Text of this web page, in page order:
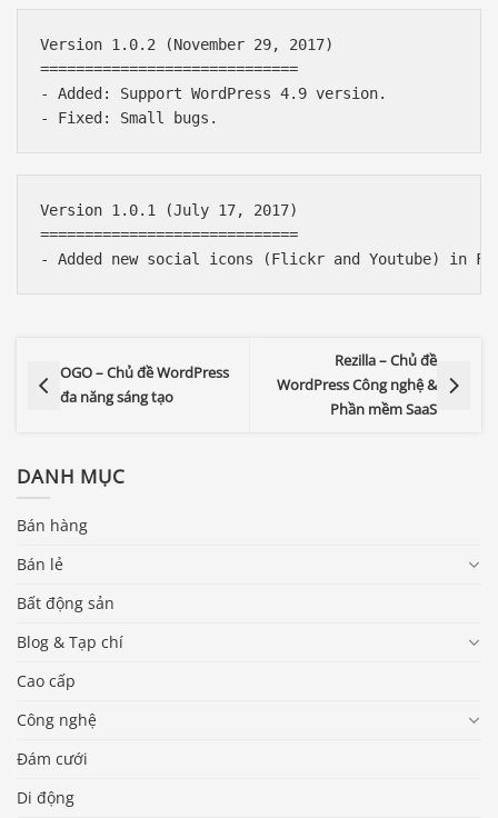
Version 1.0.2 (November 29, 2017)
=============================
- Added: Support WordPress 4.9 version.
Version 1.0.1 (July 17, 2017)
=============================
OGO – Chủ đề WordPress
đa năng sáng tạo
Rezilla – Chủ đề
WordPress Công nghệ &
Phần mềm SaaS
DANH MỤC
Bán hàng
Bán lẻ
Bất động sản
Blog & Tạp chí
Cao cấp
Công nghệ
Đám cưới
Di động